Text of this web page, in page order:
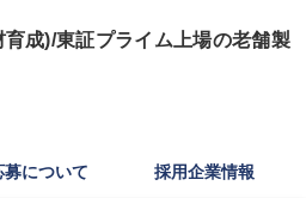
育成)/東証プライム上場の老舗製
募について 採用企業情報